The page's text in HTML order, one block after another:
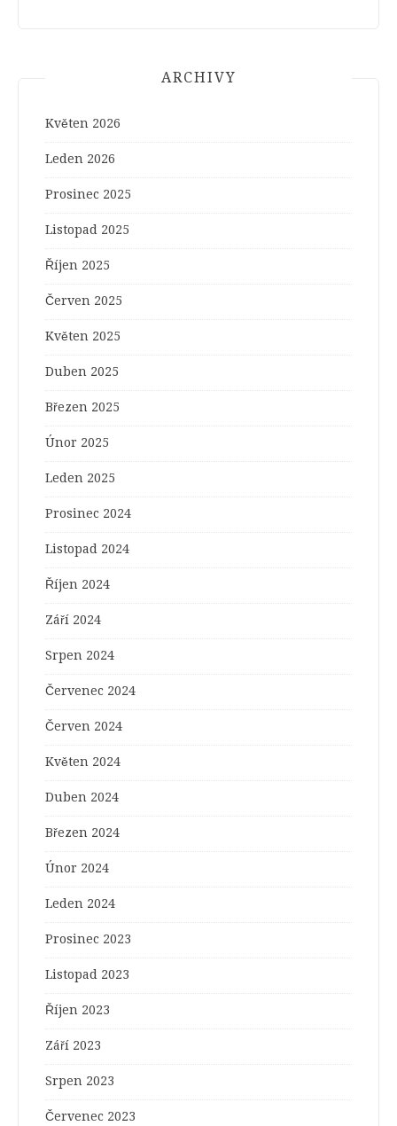
ARCHIVY
Květen 2026
Leden 2026
Prosinec 2025
Listopad 2025
Říjen 2025
Červen 2025
Květen 2025
Duben 2025
Březen 2025
Únor 2025
Leden 2025
Prosinec 2024
Listopad 2024
Říjen 2024
Září 2024
Srpen 2024
Červenec 2024
Červen 2024
Květen 2024
Duben 2024
Březen 2024
Únor 2024
Leden 2024
Prosinec 2023
Listopad 2023
Říjen 2023
Září 2023
Srpen 2023
Červenec 2023